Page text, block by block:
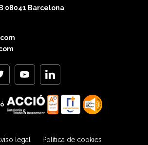
08041 Barcelona
legal Política de cookies